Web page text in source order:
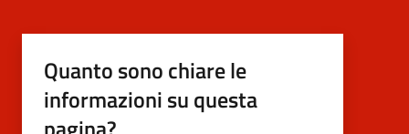
Quanto sono chiare le
informazioni su questa